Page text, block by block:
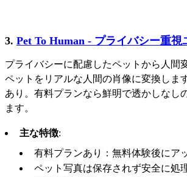
3. Pet To Human - プライバシー重視
プライバシーに配慮したペットから人間
ペットをリアルな人間の肖像に変換しま
あり。有料プランなら鮮明で透かしなし
ます。
主な特徴:
有料プランあり：無料体験後にア
ペット写真は保存されず安全に処理